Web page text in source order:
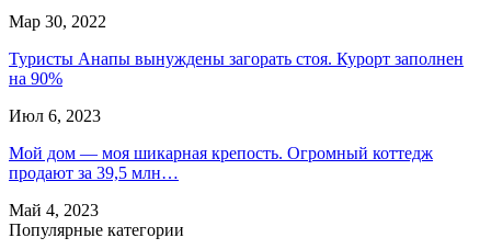
Мар 30, 2022
Туристы Анапы вынуждены загорать стоя. Курорт заполнен
на 90%
Июл 6, 2023
Мой дом — моя шикарная крепость. Огромный коттедж
продают за 39,5 млн…
Май 4, 2023
Популярные категории